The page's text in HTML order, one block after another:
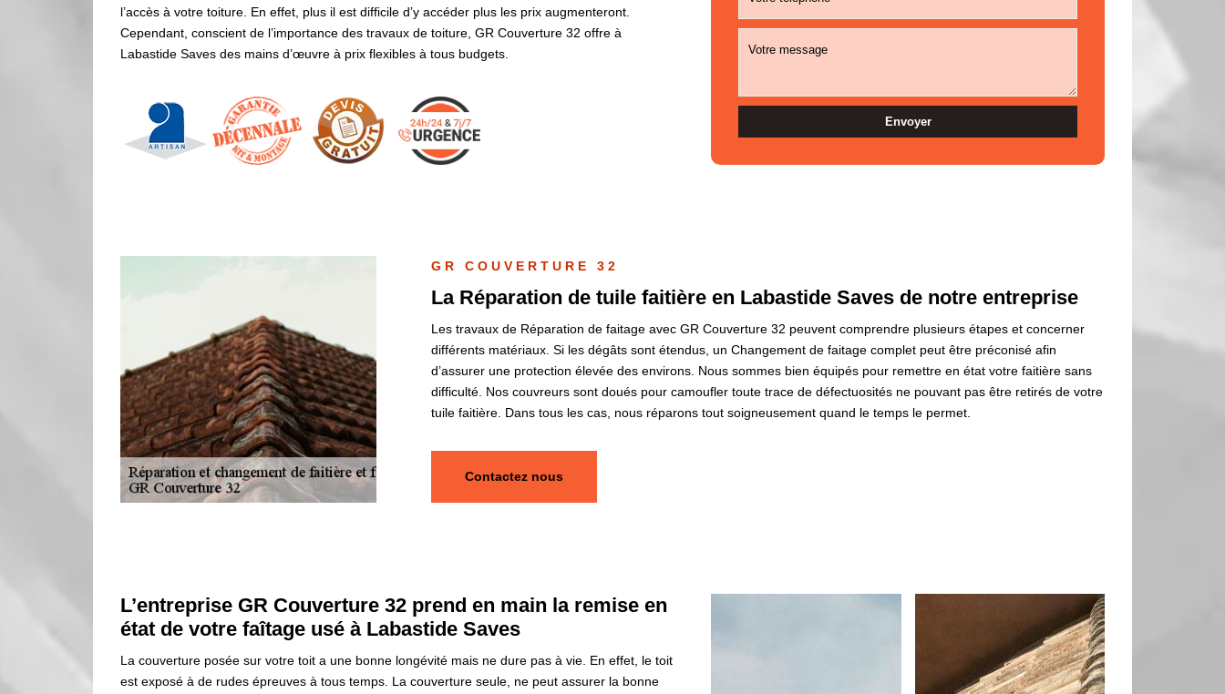
l’accès à votre toiture. En effet, plus il est difficile d’y accéder plus les prix augmenteront.
Cependant, conscient de l’importance des travaux de toiture, GR Couverture 32 offre à
Labastide Saves des mains d’œuvre à prix flexibles à tous budgets.
GR COUVERTURE 32
La Réparation de tuile faitière en Labastide Saves de notre entreprise
Les travaux de Réparation de faitage avec GR Couverture 32 peuvent comprendre plusieurs étapes et concerner
différents matériaux. Si les dégâts sont étendus, un Changement de faitage complet peut être préconisé afin
d’assurer une protection élevée des environs. Nous sommes bien équipés pour remettre en état votre faitière sans
difficulté. Nos couvreurs sont doués pour camoufler toute trace de défectuosités ne pouvant pas être retirés de votre
tuile faitière. Dans tous les cas, nous réparons tout soigneusement quand le temps le permet.
Contactez nous
L’entreprise GR Couverture 32 prend en main la remise en
état de votre faîtage usé à Labastide Saves
La couverture posée sur votre toit a une bonne longévité mais ne dure pas à vie. En effet, le toit
est exposé à de rudes épreuves à tous temps. La couverture seule, ne peut assurer la bonne